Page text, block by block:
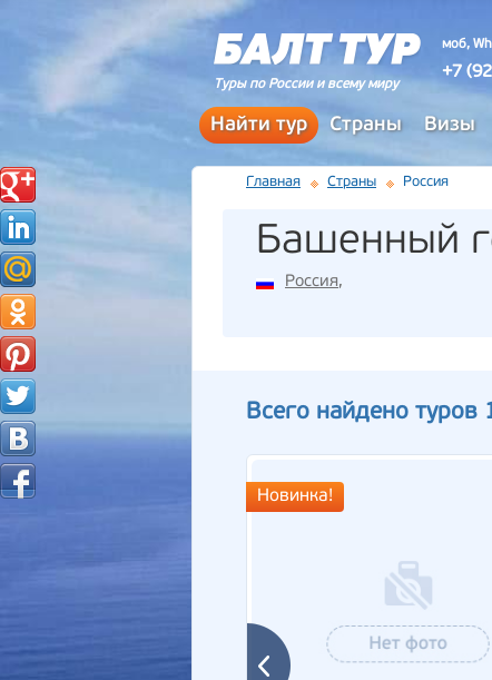
Туры по России и всему миру
моб,
+7
Найти тур Страны Визы
Главная Страны Россия
Башенный
Россия,
Всего найдено туров
Новинка!